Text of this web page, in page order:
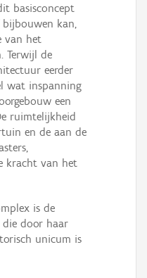
basisconcept
kan,
van het
Terwijl de
eerder
wat inspanning
een
ruimtelijkheid
en de aan de
kracht van het
is de
die door haar
unicum is